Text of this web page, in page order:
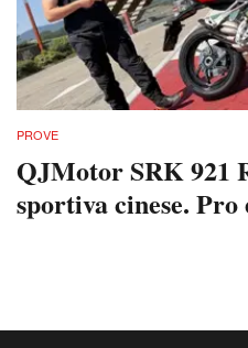
PROVE
QJMotor SRK 921
sportiva cinese.